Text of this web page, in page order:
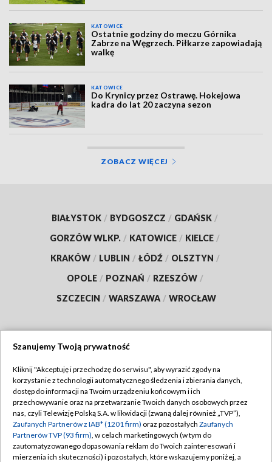
KATOWICE
Ostatnie godziny do meczu Górnika
Zabrze na Węgrzech. Piłkarze zapowiadają
walkę
KATOWICE
Do Krynicy przez Ostrawę. Hokejowa
kadra do lat 20 zaczyna sezon
ZOBACZ WIĘCEJ
BIAŁYSTOK / BYDGOSZCZ / GDAŃSK /
GORZÓW WLKP. / KATOWICE / KIELCE /
KRAKÓW / LUBLIN / ŁÓDŹ / OLSZTYN /
OPOLE / POZNAŃ / RZESZÓW /
SZCZECIN / WARSZAWA / WROCŁAW
TVP
Abonament TVP
Emisja w TVP
Centrum informacji TVP
Regulamin TVP
Polityka prywatności
Moje zgody
Szanujemy Twoją prywatność
Kliknij "Akceptuję i przechodzę do serwisu", aby wyrazić zgody na
korzystanie z technologii automatycznego śledzenia i zbierania danych,
dostęp do informacji na Twoim urządzeniu końcowym i ich
przechowywanie oraz na przetwarzanie Twoich danych osobowych przez
nas, czyli Telewizję Polską S.A. w likwidacji (zwaną dalej również „TVP”),
Zaufanych Partnerów z IAB* (1201 firm) oraz pozostałych Zaufanych
Partnerów TVP (93 firm), w celach marketingowych (w tym do
zautomatyzowanego dopasowania reklam do Twoich zainteresowań i
mierzenia ich skuteczności) i pozostałych, które wskazujemy poniżej, a